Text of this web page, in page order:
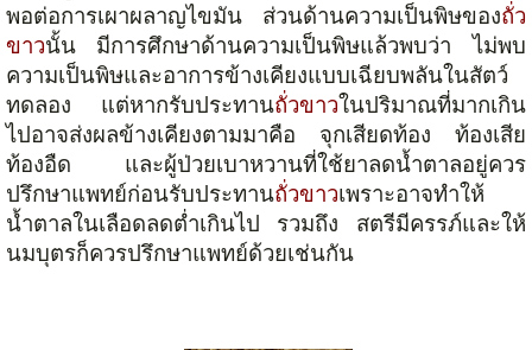
พอต่อการเผาผลาญไขมัน ส่วนด้านความเป็นพิษของถั่ว
ขาวนั้น มีการศึกษาด้านความเป็นพิษแล้วพบว่า ไม่พบ
ความเป็นพิษและอาการข้างเคียงแบบเฉียบพลันในสัตว์
ทดลอง แต่หากรับประทานถั่วขาวในปริมาณที่มากเกิน
ไปอาจส่งผลข้างเคียงตามมาคือ จุกเสียดท้อง ท้องเสีย
ท้องอืด และผู้ป่วยเบาหวานที่ใช้ยาลดน้ำตาลอยู่ควร
ปรึกษาแพทย์ก่อนรับประทานถั่วขาวเพราะอาจทำให้
น้ำตาลในเลือดลดต่ำเกินไป รวมถึง สตรีมีครรภ์และให้
นมบุตรก็ควรปรึกษาแพทย์ด้วยเช่นกัน